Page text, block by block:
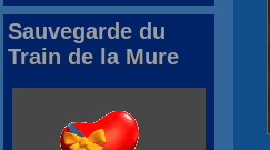
Sauvegarde du
Train de la Mure